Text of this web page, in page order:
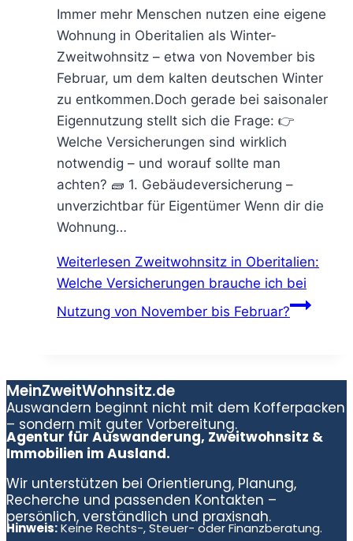
Immer mehr Menschen nutzen eine eigene
Wohnung in Oberitalien als Winter-
Zweitwohnsitz – etwa von November bis
Februar, um dem kalten deutschen Winter
zu entkommen.Doch gerade bei saisonaler
Eigennutzung stellt sich die Frage: 👉
Welche Versicherungen sind wirklich
notwendig – und worauf sollte man
achten? 🧱 1. Gebäudeversicherung –
unverzichtbar für Eigentümer Wenn dir die
Wohnung…
Weiterlesen Zweitwohnsitz in Oberitalien:
Welche Versicherungen brauche ich bei
Nutzung von November bis Februar?
MeinZweitWohnsitz.de
Auswandern beginnt nicht mit dem Kofferpacken
– sondern mit guter Vorbereitung.
Agentur für Auswanderung, Zweitwohnsitz &
Immobilien im Ausland.
Wir unterstützen bei Orientierung, Planung,
Recherche und passenden Kontakten –
persönlich, verständlich und praxisnah.
Hinweis:Keine Rechts-, Steuer- oder Finanzberatung.